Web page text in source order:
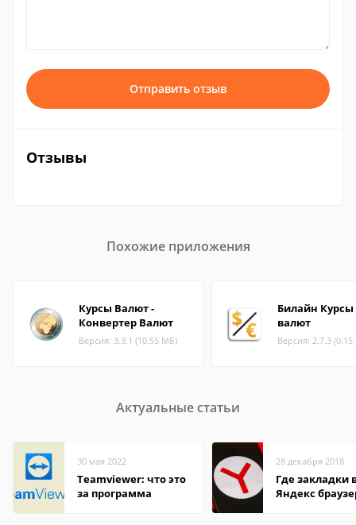
Отправить отзыв
Отзывы
Похожие приложения
Курсы Валют -
Конвертер Bалют
Версия: 3.3.1 (10.55 МБ)
Билайн Курсы
валют
Версия: 2.7.3
Актуальные статьи
30 мая 2022
Teamviewer: что это
за программа
28 декабря 2018
Где закладки
Яндекс